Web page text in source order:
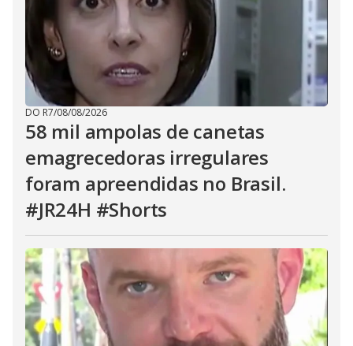
DO R7/08/08/2026
58 mil ampolas de canetas
emagrecedoras irregulares
foram apreendidas no Brasil.
#JR24H #Shorts